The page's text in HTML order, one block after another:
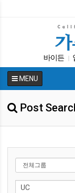
바이든
| 특별활동
MENU
Post